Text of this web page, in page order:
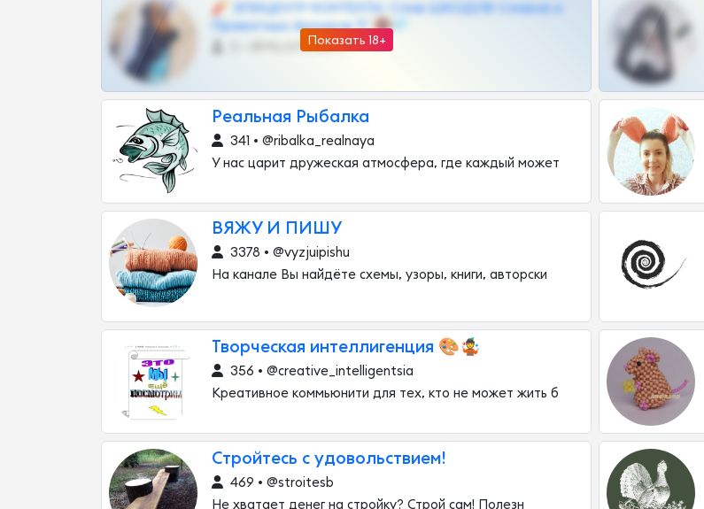
Показать 18+
🧨 ЭПИЦЕНТР КОНТЕНТА: Слив ШКОДОВ Сливов и
Приватных Архивов ТГ 🔞💎
@MILKPRIVATES39BOT
Реальная Рыбалка
341 • @ribalka_realnaya
У нас царит дружеская атмосфера, где каждый может
ВЯЖУ И ПИШУ
3378 • @vyzjuipishu
На канале Вы найдёте схемы, узоры, книги, авторски
Творческая интеллигенция 🎨🤹
356 • @creative_intelligentsia
Креативное коммьюнити для тех, кто не может жить б
Стройтесь с удовольствием!
469 • @stroitesb
Не хватает денег на стройку? Строй сам! Полезн